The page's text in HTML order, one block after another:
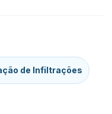
de Infiltrações